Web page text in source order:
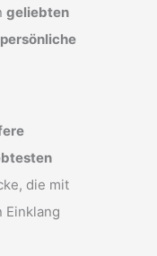
geliebten
persönliche
die mit
Einklang